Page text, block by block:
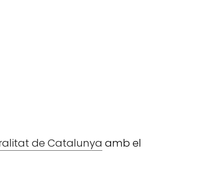
de Catalunya amb el